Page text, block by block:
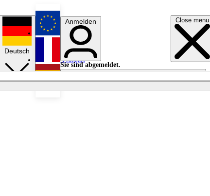
Close menu
Deutsch
English
Français
Anmelden
Sie sind abgemeldet.
Anmelden
Licht aus